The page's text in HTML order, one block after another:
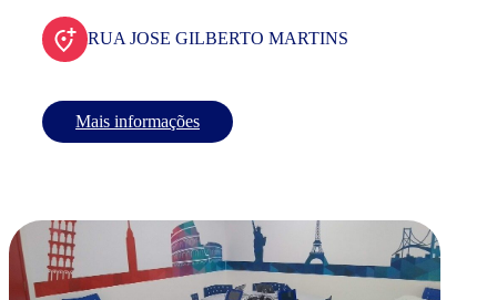
RUA JOSE GILBERTO MARTINS
Mais informações